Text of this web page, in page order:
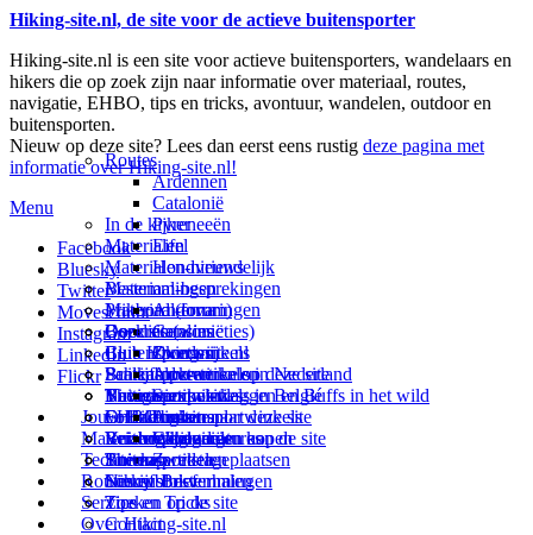
Hiking-site.nl, de site voor de actieve buitensporter
Hiking-site.nl is een site voor actieve buitensporters, wandelaars en
hikers die op zoek zijn naar informatie over materiaal, routes,
navigatie, EHBO, tips en tricks, avontuur, wandelen, outdoor en
buitensporten.
Nieuw op deze site? Lees dan eerst eens rustig deze pagina met
informatie over Hiking-site.nl!
Menu
Facebook
Bluesky
Twitter
Movescount
Instagram
LinkedIn
Flickr
Jouw Hiking-site.nl
Prikbord (forum)
Goodies (winacties)
Club Hiking-site.nl
Schrijfblok-artikelen
Virtuele exposities
Fotoalbums
Materialen: kiezen en kopen
In de kijker
Materialen
Materialen-nieuws
Materiaal-besprekingen
Materiaal-ervaringen
Boekrecensies
Buitensportwinkels
Buitensportwinkels in Nederland
Buitensportwinkels in Belgié
Online buitensportwinkels
Reisboekhandels
Technieken
Navigatie
EHBO
Verzorging
Thema-artikelen
Routes en Bestemmingen
Routes
Ardennen
Catalonië
Pyreneeën
Eifel
Hondvriendelijk
Bestemmingen
Andorra
Catalonië
Zweden
Paalkamperen
Thema-artikelen
Andorra
Catalonië
Zweden
Schrijfblokverhalen
Service
Buitensportvacatures
Buitensportstageplaatsen
Links
Tips en Tricks
Over Hiking-site.nl
Deze site
Over mij
Adverteren op deze site
Summit-vlaggen en Buffs in het wild
Linken naar deze site
Wijzigingen aan de site
Sitemap
Nieuwsbrief
Zoeken op de site
Contact